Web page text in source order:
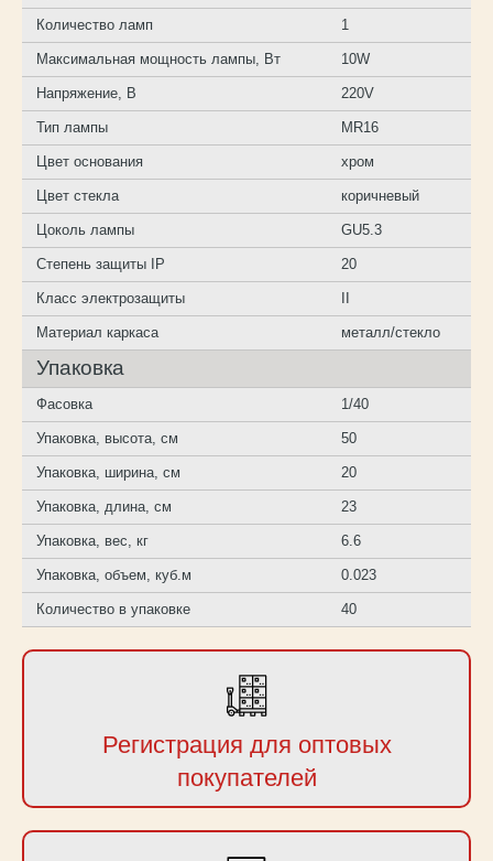
Количество ламп 1
Максимальная мощность лампы, Вт 10W
Напряжение, В 220V
Тип лампы MR16
Цвет основания хром
Цвет стекла коричневый
Цоколь лампы GU5.3
Степень защиты IP 20
Класс электрозащиты
Материал каркаса металл/стекло
Упаковка
Фасовка 1/40
Упаковка, высота, см 50
Упаковка, ширина, см 20
Упаковка, длина, см 23
Упаковка, вес, кг 6.6
Упаковка, объем, куб.м 0.023
Количество в упаковке 40
Регистрация для оптовых
покупателей